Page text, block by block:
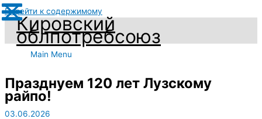
Перейти к содержимому
Кировский
облпотребсоюз
Main Menu
Празднуем 120 лет Лузскому
райпо!
03.06.2026